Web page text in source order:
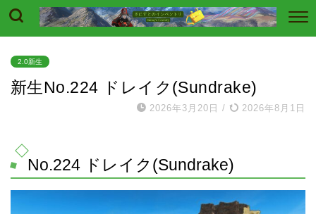
2.0新生
新生No.224 ドレイク(Sundrake)
2026年3月20日 / 2026年8月1日
No.224 ドレイク(Sundrake)